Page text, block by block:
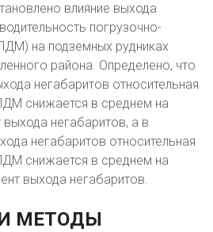
влияние выхода
погрузочно-
на подземных рудниках
района. Определено, что
негабаритов относительная
снижается в среднем на
выхода негабаритов, а в
негабаритов относительная
снижается в среднем на
выхода негабаритов.
МЕТОДЫ